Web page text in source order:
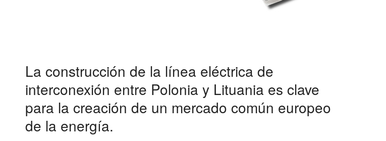
La construcción de la línea eléctrica de
interconexión entre Polonia y Lituania es clave
para la creación de un mercado común europeo
de la energía.